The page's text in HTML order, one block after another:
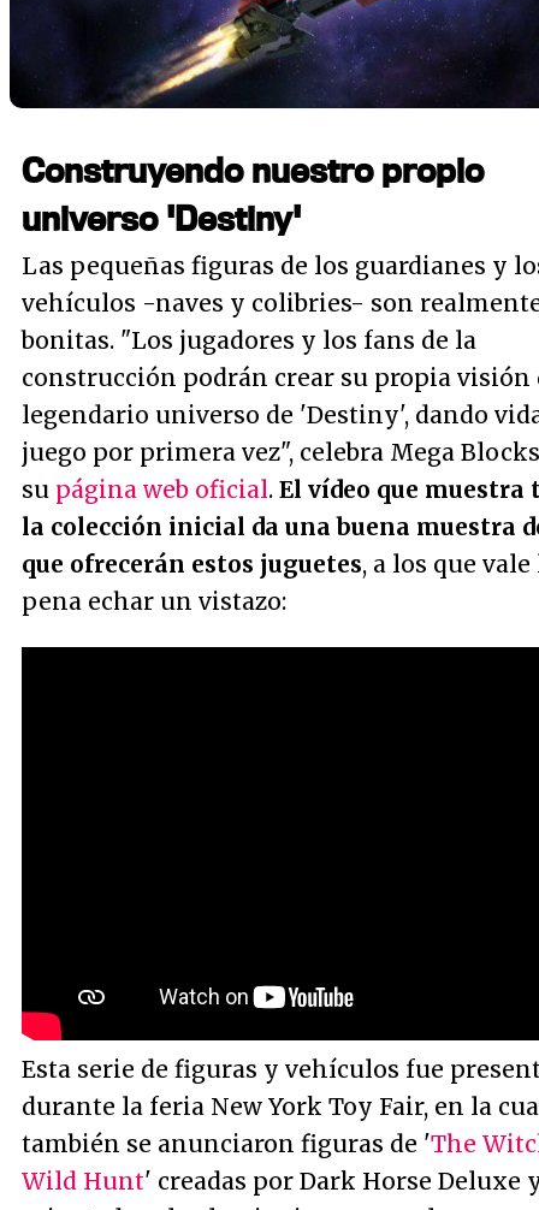
Construyendo nuestro propio
universo 'Destiny'
Las pequeñas figuras de los guardianes y
vehículos -naves y colibries- son
bonitas. "Los jugadores y los fans de la
construcción podrán crear su propia visión
legendario universo de 'Destiny', dando
juego por primera vez", celebra Mega
su página web oficial. El vídeo que muestra
la colección inicial da una buena muestra
que ofrecerán estos juguetes, a los que vale
pena echar un vistazo:
Esta serie de figuras y vehículos fue
durante la feria New York Toy Fair, en la
también se anunciaron figuras de 'The
Wild Hunt' creadas por Dark Horse Deluxe